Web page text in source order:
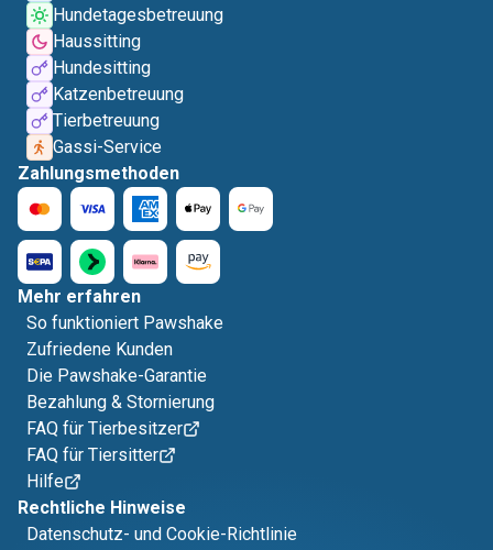
Hundetagesbetreuung
Haussitting
Hundesitting
Katzenbetreuung
Tierbetreuung
Gassi-Service
Zahlungsmethoden
Mehr erfahren
So funktioniert Pawshake
Zufriedene Kunden
Die Pawshake-Garantie
Bezahlung & Stornierung
FAQ für Tierbesitzer
FAQ für Tiersitter
Hilfe
Rechtliche Hinweise
Datenschutz- und Cookie-Richtlinie